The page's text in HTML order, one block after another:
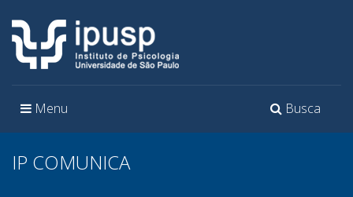
Toggle
Busca
Toggle
Menu
IP COMUNICA